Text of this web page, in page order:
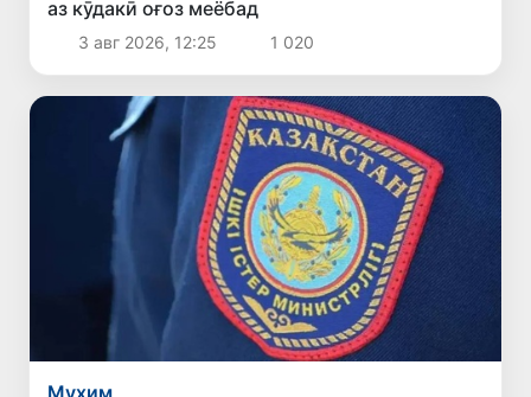
аз кӯдакӣ оғоз меёбад
3 авг 2026, 12:25 1 020
Муҳим